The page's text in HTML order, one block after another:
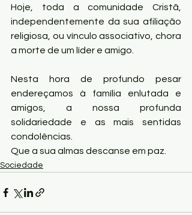
Hoje, toda a comunidade Cristã,
independentemente da sua afiliação
religiosa, ou vínculo associativo, chora
a morte de um líder e amigo.
Nesta hora de profundo pesar
endereçamos à família enlutada e
amigos, a nossa profunda
solidariedade e as mais sentidas
condolências.
Que a sua almas descanse em paz.
Sociedade